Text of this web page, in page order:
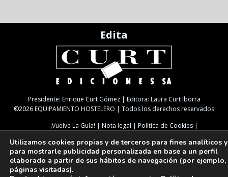
Edita
Presidente: Enrique Curt Gómez | Editora: Laura Curt Iborra
©2026 EQUIPAMIENTO HOSTELERO | Todos los derechos reservados
¡Vuelve La Guía!
Nota legal
Política de Cookies
Paseo de Gracia, 63. 1º 2ª. 08008 Barcelona |933 180 101| Fax 933 183 505
Select Language▼
Utilizamos cookies propias y de terceros para fines analíticos y
para mostrarle publicidad personalizada en base a un perfil
elaborado a partir de sus hábitos de navegación (por ejemplo,
páginas visitadas).